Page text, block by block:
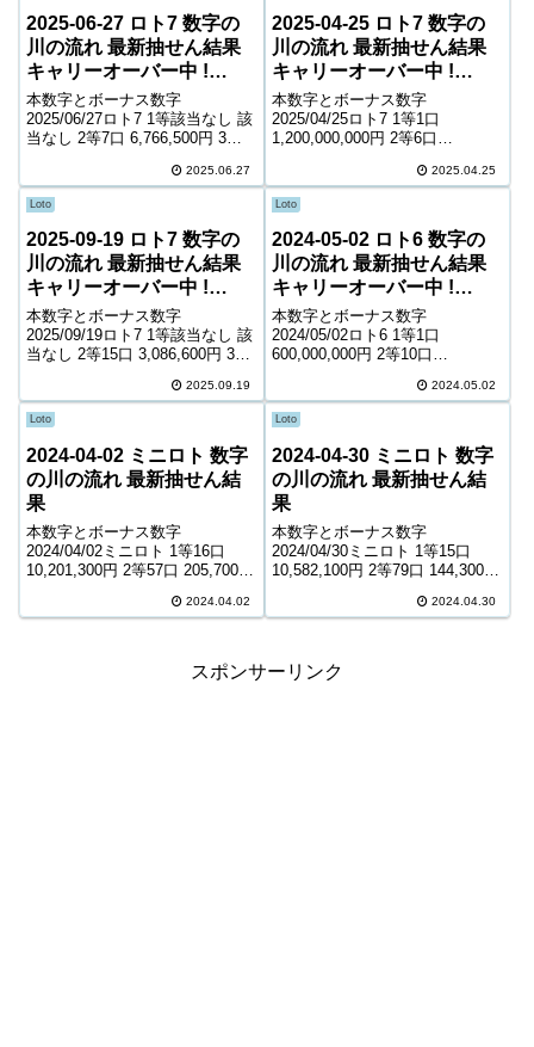
2025-06-27 ロト7 数字の
川の流れ 最新抽せん結果
キャリーオーバー中 !
397,424,060円
本数字とボーナス数字
2025/06/27ロト7 1等該当なし 該
当なし 2等7口 6,766,500円 3等
5,400円 5等89,869口 1,200円 6
等148,895口 900円 キャ...
2025.06.27
2025-04-25 ロト7 数字の
川の流れ 最新抽せん結果
キャリーオーバー中 !
1,198,885,675円
本数字とボーナス数字
2025/04/25ロト7 1等1口
1,200,000,000円 2等6口
円 4等7,435口 6,900円 5等
124,781口 1,300円 6等213,67...
2025.04.25
Loto
2025-09-19 ロト7 数字の
川の流れ 最新抽せん結果
キャリーオーバー中 !
390,550,165円
本数字とボーナス数字
2025/09/19ロト7 1等該当なし 該
当なし 2等15口 3,086,600円 3等
7,200円 5等74,279口 1,400円 6
等144,229口 900円 キャ...
2025.09.19
Loto
2024-05-02 ロト6 数字の
川の流れ 最新抽せん結果
キャリーオーバー中 !
345,879,883円
本数字とボーナス数字
2024/05/02ロト6 1等1口
600,000,000円 2等10口
4等16,844口 5,400円 5等257,525
口 1,000円 キャリーオーバー ...
2024.05.02
Loto
2024-04-02 ミニロト 数字
の川の流れ 最新抽せん結
果
本数字とボーナス数字
2024/04/02ミニロト 1等16口
10,201,300円 2等57口 205,700円
1,000円 ＊抽せんの結果は最終的
2024.04.02
Loto
2024-04-30 ミニロト 数字
の川の流れ 最新抽せん結
果
本数字とボーナス数字
2024/04/30ミニロト 1等15口
10,582,100円 2等79口 144,300円
口 1,000円 ＊抽せんの結果は最
2024.04.30
スポンサーリンク